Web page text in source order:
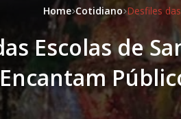
Home Cotidiano
Escolas de
Encantam